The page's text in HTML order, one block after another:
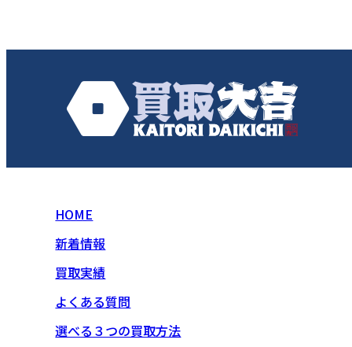
HOME
新着情報
買取実績
よくある質問
選べる３つの買取方法